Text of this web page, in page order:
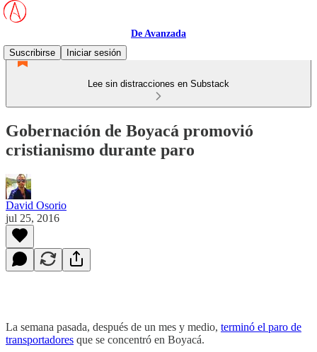
De Avanzada
Suscribirse
Iniciar sesión
Lee sin distracciones en Substack
Gobernación de Boyacá promovió
cristianismo durante paro
David Osorio
jul 25, 2016
La semana pasada, después de un mes y medio, terminó el paro de
transportadores que se concentró en Boyacá.